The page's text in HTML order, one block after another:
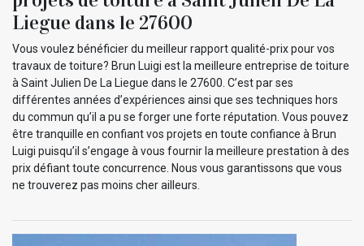
Liegue dans le 27600
Vous voulez bénéficier du meilleur rapport qualité-prix pour vos
travaux de toiture? Brun Luigi est la meilleure entreprise de toiture
à Saint Julien De La Liegue dans le 27600. C’est par ses
différentes années d’expériences ainsi que ses techniques hors
du commun qu’il a pu se forger une forte réputation. Vous pouvez
être tranquille en confiant vos projets en toute confiance à Brun
Luigi puisqu’il s’engage à vous fournir la meilleure prestation à des
prix défiant toute concurrence. Nous vous garantissons que vous
ne trouverez pas moins cher ailleurs.